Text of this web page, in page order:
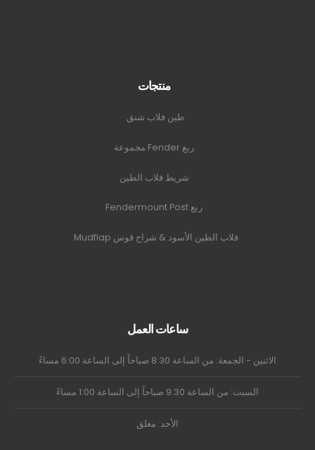
منتجات
طين فلاب شنق
ربع Fender مجموعة
شريط فلاب الطين
ربع Fendermount Post
فلاب الطين الأسود & شراح قوس Mudflap
ساعات العمل
الاثنين - الجمعة: من الساعة 8:30 صباحاً إلى الساعة 6:00 مساءً
السبت: من الساعة 9:30 صباحاً إلى الساعة 1:00 مساءً
الأحد: مغلق